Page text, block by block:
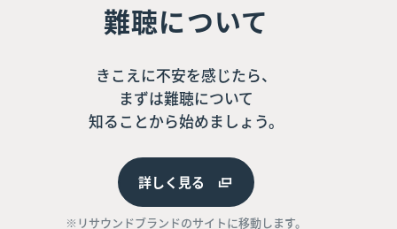
難聴について
きこえに不安を感じたら、
まずは難聴について
知ることから始めましょう。
詳しく見る
※リサウンドブランドのサイトに移動します。